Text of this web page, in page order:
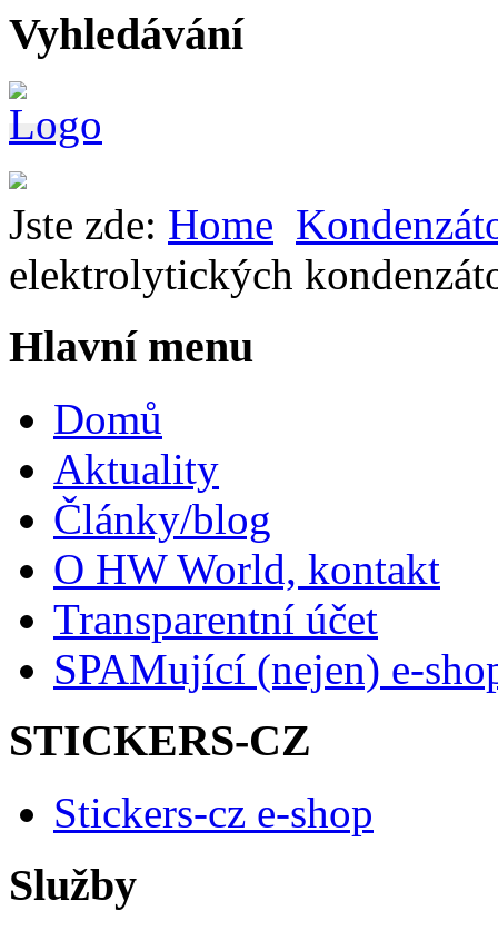
Vyhledávání
Jste zde: Home
elektrolytických
Hlavní menu
Domů
Aktuality
Články/blog
O HW World, kontakt
Transparentní účet
SPAMující (nejen) e-
STICKERS-CZ
Stickers-cz e-shop
Služby